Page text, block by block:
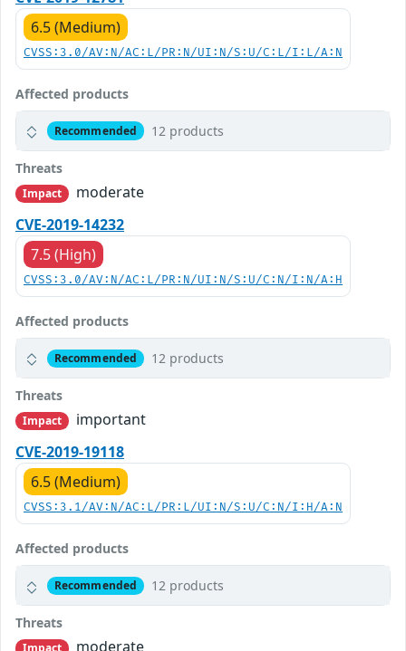
6.5 (Medium)
CVSS:3.0/AV:N/AC:L/PR:N/UI:N/S:U/C:L/I:L/A:N
Affected products
Recommended 12 products
Threats
Impact
moderate
CVE-2019-14232
7.5 (High)
CVSS:3.0/AV:N/AC:L/PR:N/UI:N/S:U/C:N/I:N/A:H
Affected products
Recommended 12 products
Threats
Impact
important
CVE-2019-19118
6.5 (Medium)
CVSS:3.1/AV:N/AC:L/PR:L/UI:N/S:U/C:N/I:H/A:N
Affected products
Recommended 12 products
Threats
moderate